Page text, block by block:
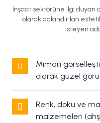
İnşaat sektörüne ilgi duyan
olarak adlandırılan
isteyen
Mimari
olarak güzel
Renk, doku ve
malzemeleri